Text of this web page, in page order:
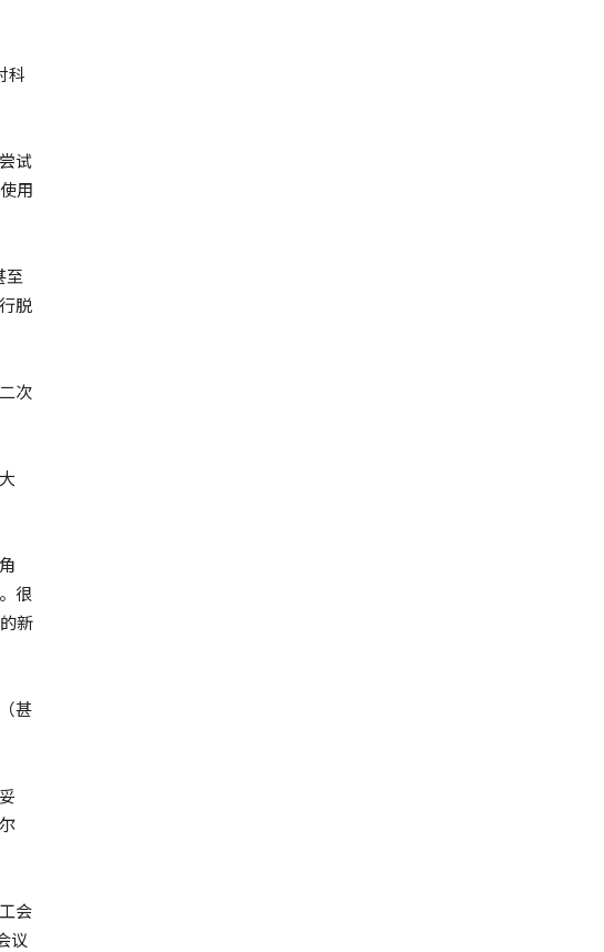
科
试
用
至
脱
次
很
新
甚
会
议